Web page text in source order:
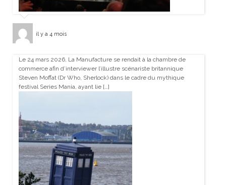
il y a 4 mois
Le 24 mars 2026, La Manufacture se rendait à la chambre de
commerce afin d’interviewer l’illustre scénariste britannique
Steven Moffat (Dr Who, Sherlock) dans le cadre du mythique
festival Series Mania, ayant lie […]